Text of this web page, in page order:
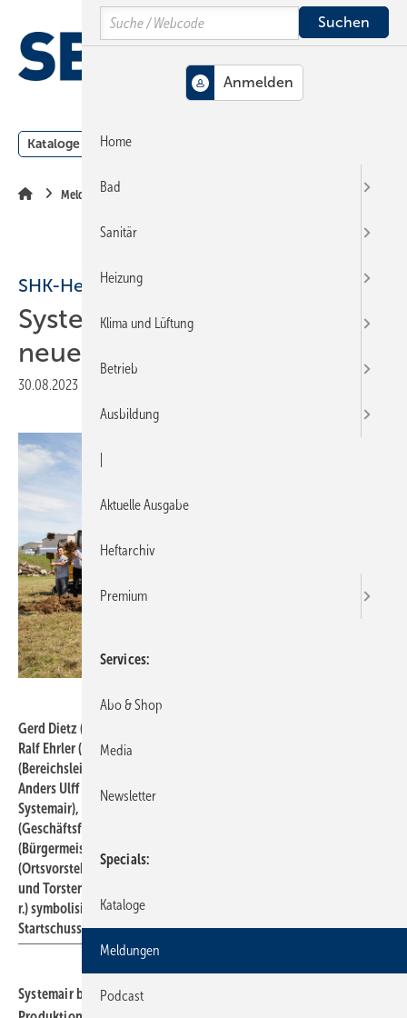
Hauptinhalt
Hauptmenü
SiteSearch
Kataloge Meldungen
Meldungen
SHK-Hersteller Bauen
Systemair: Spatenstich für
neue Produktionshalle
30.08.2023
Gerd Dietz (Bereichsleiter Schlüsselfertigbau Baugruppe Stauch),
Ralf Ehrler (Architekt Baugruppe Stauch), Peter Dörzbacher
(Bereichsleiter Betrieb / Projektleiter Hallenneubau Systemair),
Anders Ulff (CFO Systemair), Kurt Maurer (Geschäftsführer
Systemair), Roland Kasper (CEO Systemair), Stefan Fischer
(Geschäftsführer Systemair), Peter Löffler
(Bürgermeisterstellvertreter Boxberg), Roland Schneider
(Ortsvorsteher Windischbuch), Roland Stang (Stadtrat Boxberg)
und Torsten Bornschein (Betriebsratsvorsitzender Systemair) (v. l. n.
r.) symbolisieren mit dem traditionellen Spatenstichfoto den
Startschuss für den Bau der neuen Halle.
Systemair beging den Spatenstich für eine 4000 m
Search
Home
Bad
Sanitär
Heizung
Klima und Lüftung
Betrieb
Ausbildung
Aktuelle Ausgabe
Heftarchiv
Premium
Services
Abo & Shop
Media
Newsletter
Specials
Kataloge
Meldungen
Podcast